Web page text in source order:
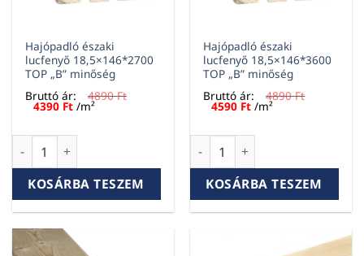
Hajópadló északi
lucfenyő 18,5×146*2700
TOP „B” minőség
Bruttó ár:
4890Ft
Original
price
4890 Ft.
4390 FtCurrent
4390 Ft.
/m²
Hajópadló északi lucfenyő 18,5x146*2700 TOP "B" minőség
KOSÁRBA TESZEM
Hajópadló északi
lucfenyő 18,5×146*3600
TOP „B” minőség
Bruttó ár:
4890Ft
Original
price
4890 Ft.
4590 FtCurrent
4590 Ft.
/m²
Hajópadló északi lucfenyő
KOSÁRBA TESZEM